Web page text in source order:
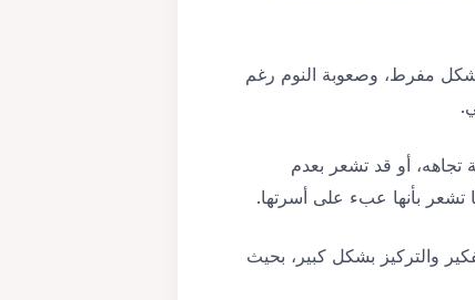
مفرط، وصعوبة النوم رغم
تجاهه، أو قد تشعر بعدم
تشعر بأنها عبء على أسرتها.
والتركيز بشكل كبير، بحيث